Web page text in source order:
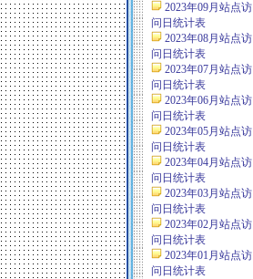
2023年09月站点访
问日统计表
2023年08月站点访
问日统计表
2023年07月站点访
问日统计表
2023年06月站点访
问日统计表
2023年05月站点访
问日统计表
2023年04月站点访
问日统计表
2023年03月站点访
问日统计表
2023年02月站点访
问日统计表
2023年01月站点访
问日统计表